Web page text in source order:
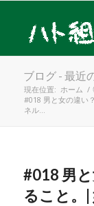
ブログ - 最近
現在位置: ホーム /
#018 男と女の違い
ネル...
#018 男
ること。|